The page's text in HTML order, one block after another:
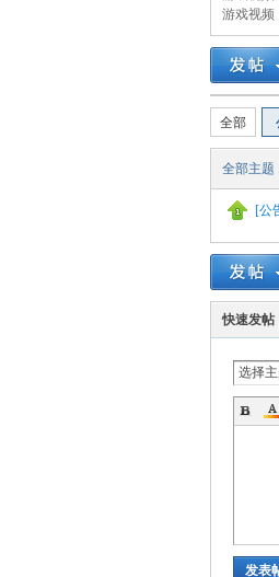
血
游戏视频
全部
全部主题
[公
快速发帖
选择
发表